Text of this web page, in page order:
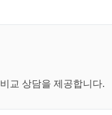
교 상담을 제공합니다.